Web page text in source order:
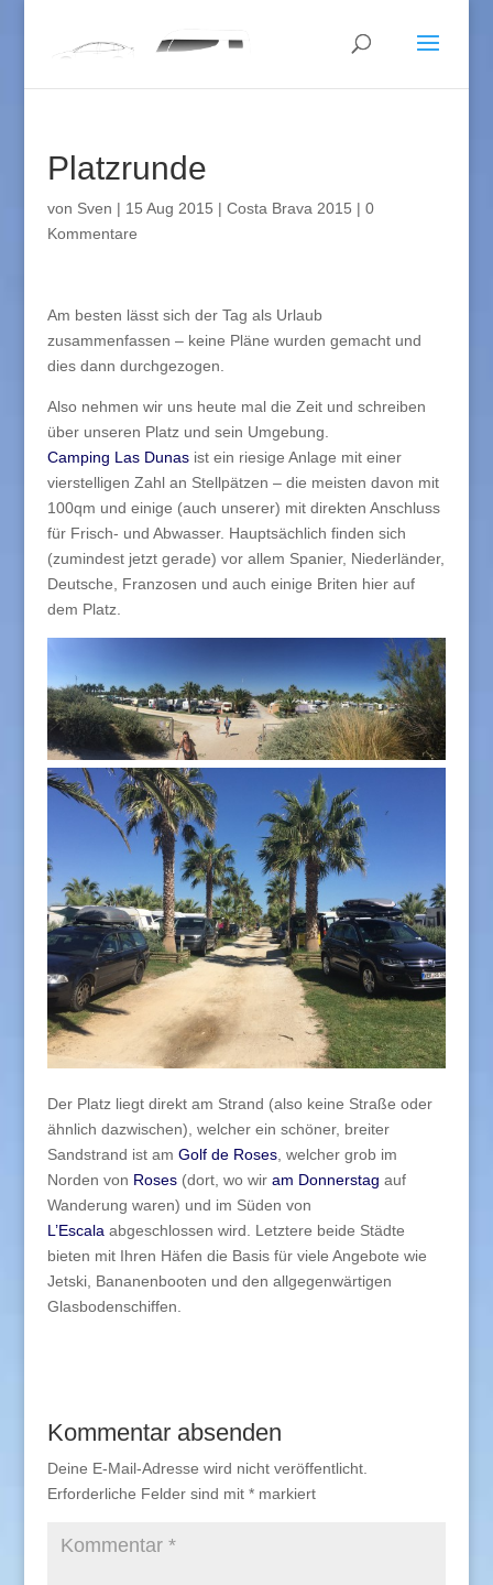
Platzrunde
von Sven | 15 Aug 2015 | Costa Brava 2015 | 0
Kommentare
Am besten lässt sich der Tag als Urlaub
zusammenfassen – keine Pläne wurden gemacht und
dies dann durchgezogen.
Also nehmen wir uns heute mal die Zeit und schreiben
über unseren Platz und sein Umgebung.
Camping Las Dunasist ein riesige Anlage mit einer
vierstelligen Zahl an Stellpätzen – die meisten davon mit
100qm und einige (auch unserer) mit direkten Anschluss
für Frisch- und Abwasser. Hauptsächlich finden sich
(zumindest jetzt gerade) vor allem Spanier, Niederländer,
Deutsche, Franzosen und auch einige Briten hier auf
dem Platz.
Der Platz liegt direkt am Strand (also keine Straße oder
ähnlich dazwischen), welcher ein schöner, breiter
Sandstrand ist am Golf de Roses, welcher grob im
Norden von Roses(dort, wo wir am Donnerstag auf
Wanderung waren) und im Süden von
L’Escala abgeschlossen wird. Letztere beide Städte
bieten mit Ihren Häfen die Basis für viele Angebote wie
Jetski, Bananenbooten und den allgegenwärtigen
Glasbodenschiffen.
Kommentar absenden
Deine E-Mail-Adresse wird nicht veröffentlicht.
Erforderliche Felder sind mit *markiert